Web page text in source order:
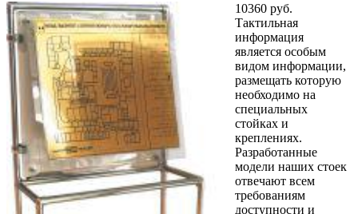
10360 руб.
Тактильная
информация
является особым
видом информации,
размещать которую
необходимо на
специальных
стойках и
креплениях.
Разработанные
модели наших стоек
отвечают всем
требованиям
доступности и